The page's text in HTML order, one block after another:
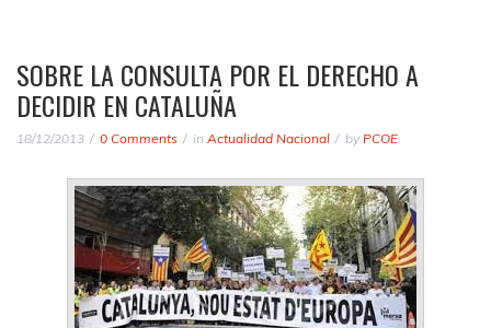
SOBRE LA CONSULTA POR EL DERECHO A
DECIDIR EN CATALUÑA
18/12/2013 0 Comments in Actualidad Nacional by PCOE